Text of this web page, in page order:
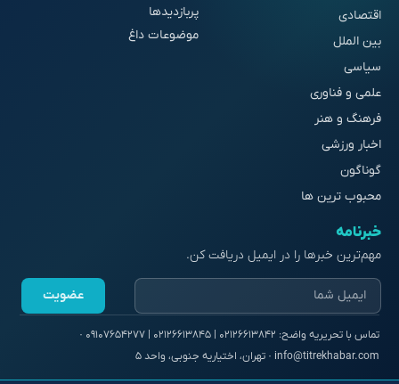
اقتصادی
بین الملل
سیاسی
علمی و فناوری
فرهنگ و هنر
اخبار ورزشی
گوناگون
محبوب ترین ها
پربازدیدها
موضوعات داغ
خبرنامه
مهم‌ترین خبرها را در ایمیل دریافت کن.
عضویت